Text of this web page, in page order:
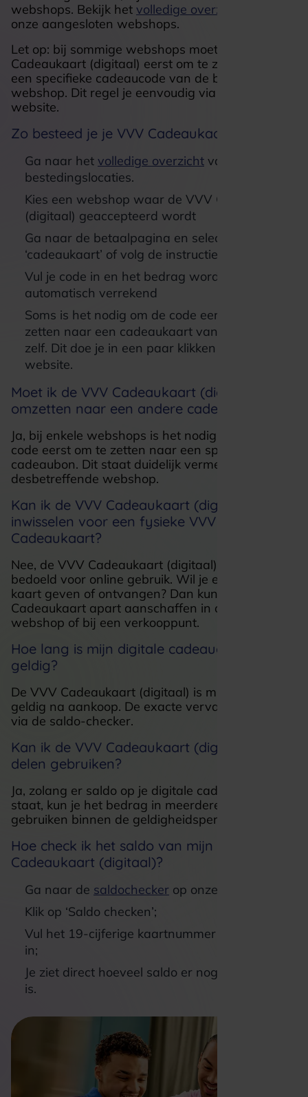
webshops. Bekijk het volledige overzicht
onze aangesloten webshops.
Let op: bij sommige webshops moet je de VVV
Cadeaukaart (digitaal) eerst om te zetten naar
een specifieke cadeaucode van de betreffende
webshop. Dit regel je eenvoudig via onze
website.
Zo besteed je je VVV Cadeaukaart (digitaal)
Ga naar het volledige overzicht van
bestedingslocaties.
Kies een webshop waar de VVV Cadeaukaart
(digitaal) geaccepteerd wordt
Ga naar de betaalpagina en selecteer
‘cadeaukaart’ of volg de instructies
Vul je code in en het bedrag wordt
automatisch verrekend
Soms is het nodig om de code eerst om te
zetten naar een cadeaukaart van de webshop
zelf. Dit doe je in een paar klikken via onze
website.
Moet ik de VVV Cadeaukaart (digitaal)
omzetten naar een andere cadeaukaart?
Ja, bij enkele webshops is het nodig om je digitale
code eerst om te zetten naar een specifieke
cadeaubon. Dit staat duidelijk vermeld bij
desbetreffende webshop.
Kan ik de VVV Cadeaukaart (digitaal)
inwisselen voor een fysieke VVV
Cadeaukaart?
Nee, de VVV Cadeaukaart (digitaal) is uitsluitend
bedoeld voor online gebruik. Wil je een fysieke
kaart geven of ontvangen? Dan kun je de VVV
Cadeaukaart apart aanschaffen in onze
webshop of bij een verkooppunt.
Hoe lang is mijn digitale cadeaucode
geldig?
De VVV Cadeaukaart (digitaal) is minimaal 3 jaar
geldig na aankoop. De exacte vervaldatum zie je
via de saldo-checker.
Kan ik de VVV Cadeaukaart (digitaal) in
delen gebruiken?
Ja, zolang er saldo op je digitale cadeaukaart
staat, kun je het bedrag in meerdere keren
gebruiken binnen de geldigheidsperiode.
Hoe check ik het saldo van mijn VVV
Cadeaukaart (digitaal)?
Ga naar de saldochecker op onze website;
Klik op ‘Saldo checken’;
Vul het 19-cijferige kaartnummer uit de e-mail
in;
Je ziet direct hoeveel saldo er nog beschikbaar
is.